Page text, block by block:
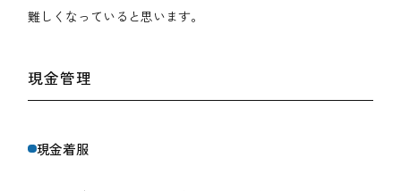
難しくなっていると思います。
現金管理
現金着服